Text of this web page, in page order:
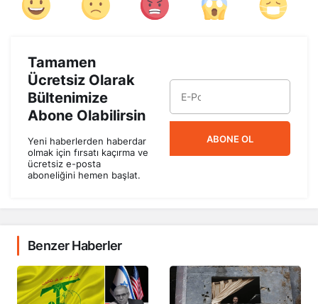
Tamamen
Ücretsiz Olarak
Bültenimize
Abone Olabilirsin
Yeni haberlerden haberdar
olmak için fırsatı kaçırma ve
ücretsiz e-posta
aboneliğini hemen başlat.
ABONE OL
Benzer Haberler